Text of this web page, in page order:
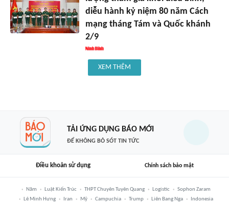
diễu hành kỷ niệm 80 năm Cách
mạng tháng Tám và Quốc khánh
2/9
XEM THÊM
TẢI ỨNG DỤNG BÁO MỚI
ĐỂ KHÔNG BỎ SÓT TIN TỨC
Điều khoản sử dụng Chính sách bảo mật
Năm Luật Kiến Trúc THPT Chuyên Tuyên Quang Logistic
Sophon Zaram
Lê Minh Hưng
Iran Mỹ Campuchia Trump Liên Bang Nga Indonesia